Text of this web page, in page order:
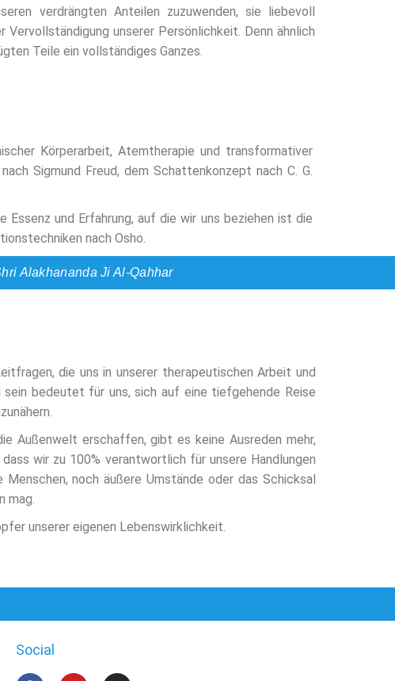
verdrängten Anteilen zuzuwenden, sie liebevoll
Vervollständigung unserer Persönlichkeit. Denn ähnlich
Teile ein vollständiges Ganzes.
Körperarbeit, Atemtherapie und transformativer
Sigmund Freud, dem Schattenkonzept nach C. G.
und Erfahrung, auf die wir uns beziehen ist die
nach Osho.
Alakhananda Ji Al-Qahhar
die uns in unserer therapeutischen Arbeit und
bedeutet für uns, sich auf eine tiefgehende Reise
Außenwelt erschaffen, gibt es keine Ausreden mehr,
wir zu 100% verantwortlich für unsere Handlungen
noch äußere Umstände oder das Schicksal
mag.
unserer eigenen Lebenswirklichkeit.
Social